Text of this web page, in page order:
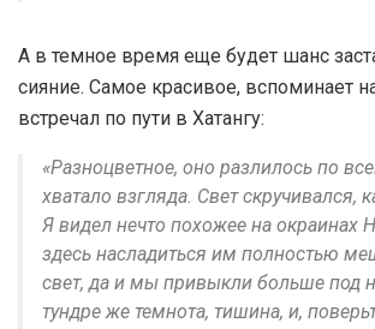
А в темное время еще будет шанс
сияние. Самое красивое, вспоминает
встречал по пути в Хатангу:
«Разноцветное, оно разлилось по
хватало взгляда. Свет скручивался,
Я видел нечто похожее на окраинах
здесь насладиться им полностью
свет, да и мы привыкли больше под
тундре же темнота, тишина, и,